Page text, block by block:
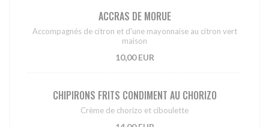
ACCRAS DE MORUE
Accompagnés de citron et d'une mayonnaise au citron vert
maison
10,00 EUR
CHIPIRONS FRITS CONDIMENT AU CHORIZO
Crème de chorizo et ciboulette